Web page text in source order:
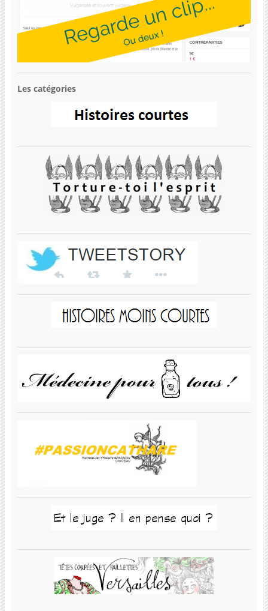
Les catégories